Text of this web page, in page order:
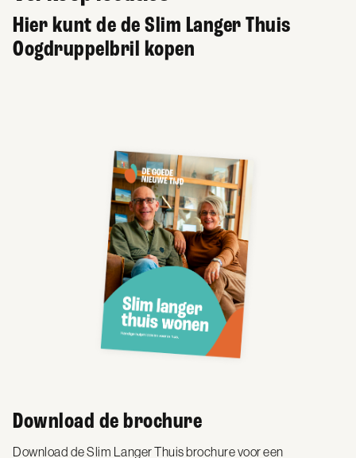
Hier kunt de de Slim Langer Thuis
Oogdruppelbril kopen
Download de brochure
Download de Slim Langer Thuis brochure voor een